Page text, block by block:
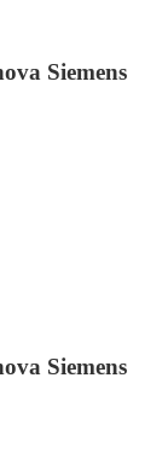
Siemens
Siemens